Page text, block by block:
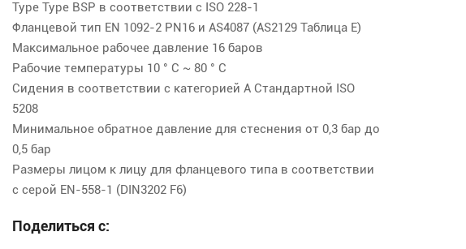
Type Type BSP в соответствии с ISO 228-1
Фланцевой тип EN 1092-2 PN16 и AS4087 (AS2129 Таблица E)
Максимальное рабочее давление 16 баров
Рабочие температуры 10 ° C ~ 80 ° C
Сидения в соответствии с категорией A Стандартной ISO
5208
Минимальное обратное давление для стеснения от 0,3 бар до
0,5 бар
Размеры лицом к лицу для фланцевого типа в соответствии
с серой EN-558-1 (DIN3202 F6)
Поделиться с: